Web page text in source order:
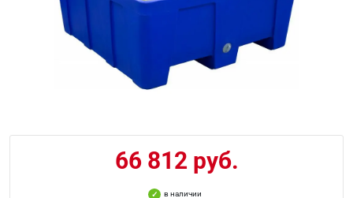
66 812 руб.
в наличии